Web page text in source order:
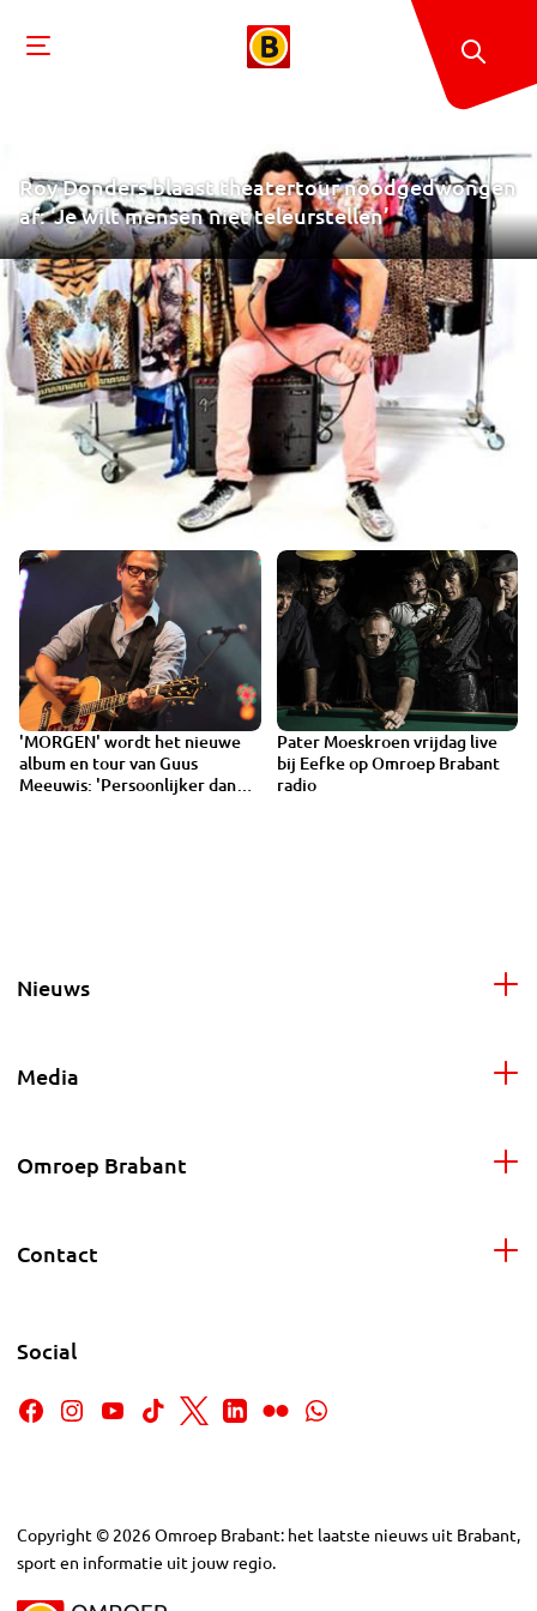
Roy Donders blaast theatertour noodgedwongen
af: ‘Je wilt mensen niet teleurstellen’
'MORGEN' wordt het nieuwe
album en tour van Guus
Meeuwis: 'Persoonlijker dan
Pater Moeskroen vrijdag live
bij Eefke op Omroep Brabant
radio
Nieuws
Media
Omroep Brabant
Contact
Social
Copyright © 2026Omroep Brabant: het laatste nieuws uit Brabant,
sport en informatie uit jouw regio.